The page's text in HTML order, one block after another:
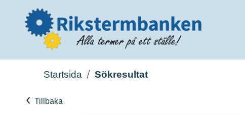
Startsida Sökresultat
Tillbaka